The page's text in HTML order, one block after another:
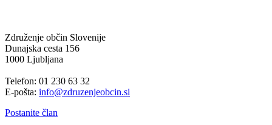
Združenje občin Slovenije
Dunajska cesta 156
1000 Ljubljana
Telefon: 01 230 63 32
E-pošta: info@zdruzenjeobcin.si
Postanite član